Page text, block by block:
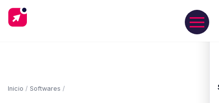
Inicio / Softwares /